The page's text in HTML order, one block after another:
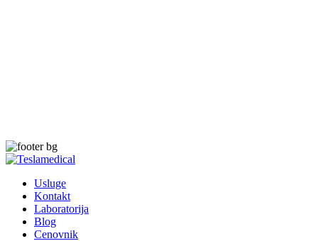
Usluge
Kontakt
Laboratorija
Blog
Cenovnik